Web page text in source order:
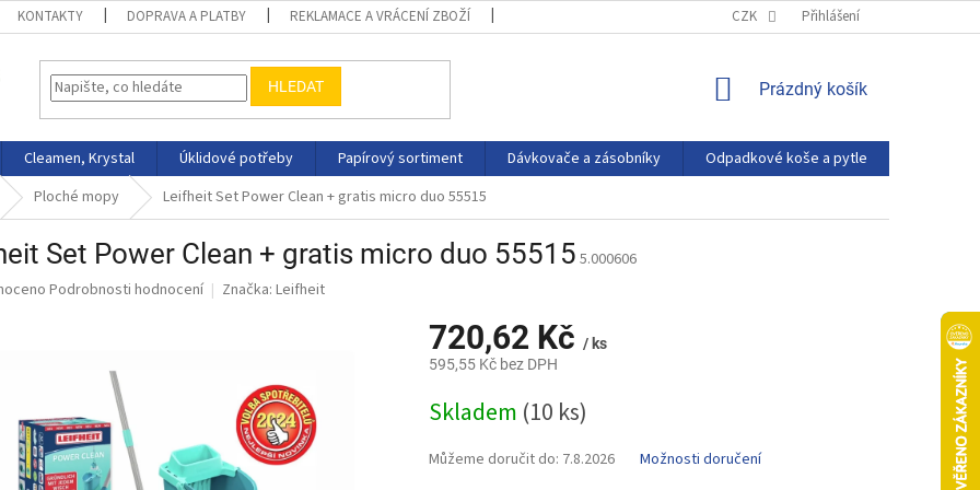
KONTAKTY DOPRAVA A PLATBY REKLAMACE A VRÁCENÍ ZBOŽÍ PODMÍNKY OCHRANY OSOBNÍCH ÚDAJŮ
CZK Přihlášení
HLEDAT
NÁKUPNÍ
Prázdný košík
Cleamen, Krystal Úklidové potřeby Papírový sortiment Dávkovače a zásobníky Odpadkové koše a pytle
Ploché mopy Leifheit Set Power Clean + gratis micro duo 55515
Set Power Clean + gratis micro duo 55515 5.000606
Podrobnosti hodnocení Značka: Leifheit
720,62 Kč / ks
595,55 Kč bez DPH
cena:
Skladem (10 ks)
Můžeme doručit do: 7.8.2026 Možnosti doručení